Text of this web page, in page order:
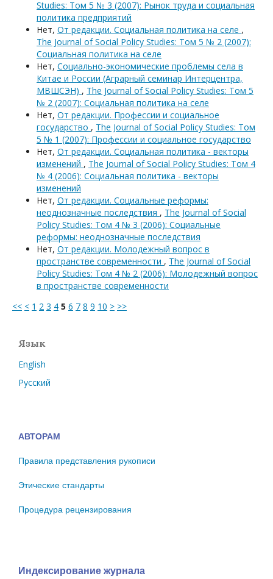
Studies: Том 5 № 3 (2007): Рынок труда и социальная
политика предприятий
Нет, От редакции. Социальная политика на селе ,
The Journal of Social Policy Studies: Том 5 № 2 (2007):
Социальная политика на селе
Нет, Социально-экономические проблемы села в
Китае и России (Аграрный семинар Интерцентра,
МВШСЭН) , The Journal of Social Policy Studies: Том 5
№ 2 (2007): Социальная политика на селе
Нет, От редакции. Профессии и социальное
государство , The Journal of Social Policy Studies: Том
5 № 1 (2007): Профессии и социальное государство
Нет, От редакции. Социальная политика - векторы
изменений , The Journal of Social Policy Studies: Том 4
№ 4 (2006): Социальная политика - векторы
изменений
Нет, От редакции. Социальные реформы:
неоднозначные последствия , The Journal of Social
Policy Studies: Том 4 № 3 (2006): Социальные
реформы: неоднозначные последствия
Нет, От редакции. Молодежный вопрос в
пространстве современности , The Journal of Social
Policy Studies: Том 4 № 2 (2006): Молодежный вопрос
в пространстве современности
<< < 1 2 3 4 5 6 7 8 9 10 > >>
Язык
English
Русский
АВТОРАМ
Правила представления рукописи
Этические стандарты
Процедура рецензирования
Индексирование журнала